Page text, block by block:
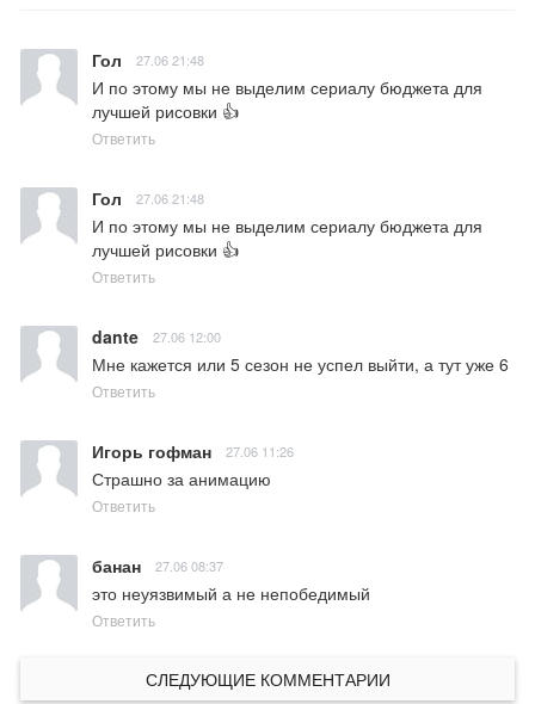
Гол 27.06 21:48
И по этому мы не выделим сериалу бюджета для
лучшей рисовки 👍
Ответить
Гол 27.06 21:48
И по этому мы не выделим сериалу бюджета для
лучшей рисовки 👍
Ответить
dante 27.06 12:00
Мне кажется или 5 сезон не успел выйти, а тут уже 6
Ответить
Игорь гофман 27.06 11:26
Страшно за анимацию
Ответить
банан 27.06 08:37
это неуязвимый а не непобедимый
Ответить
СЛЕДУЮЩИЕ КОММЕНТАРИИ